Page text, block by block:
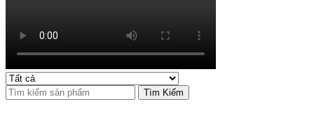
Tìm Kiếm